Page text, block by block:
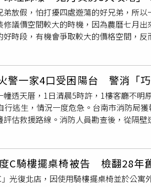
心經理李家妮表示，六都以外地區普
具備產業投資與就業機會的城市，近
。相較都會區高房價，多數首購族受
相同預算下，更有機會入手屋齡新穎
提供）財神爺忘記走！才剛刮中324
平安個股：嘉澤(3533)除息首日順利達
基主，先拿圓鍬或鐵鎚將土地或房子
關係。 若是農曆七月下訂金購買房子
公司和師傅來估價施工，諸如廚房、
具家電訣竅：由於七月搬家喬遷的人銳
家電促銷時機，一次下訂單議價購足，
弟放假，怕打擾四處遊蕩的好兄弟，所
議價空間較大的時機，因為農曆七月
時段，有機會爭取較大的價格空間，
長楊登嵙教授列出農曆七月購屋買房
議價，有機會取得比平常時間更好的議
戶，喬遷入宅，開心住進去。二、七
左右的時候，找個適合「動工」的好日
此時已經「動工」，就算七月繼續動
內設計師諮詢規劃、丈量房子等前置
找個好日子正式「動工」。三、七月
七月鬼月衝買氣推促銷活動，不妨把握
好了再送家具、家電進新家。看中完
影響房價達2成預算2千萬求台中3房！
警一家4口受困陽台 警消「
幢透天厝，1日清晨5時許，1樓客廳不明
行逃生，情況一度危急。台南市消防局
估救援路線。消防人員勘查後，從隔
抱2歲幼兒下梯。最終，屋內3名成人
滅，1樓客廳遭燻黑，燃燒面積約5平
釐清。消防人員另發現屋內未裝設住宅用
C騎樓擺桌椅被告 檢翻28年
光復北店，因使用騎樓擺桌椅並於公